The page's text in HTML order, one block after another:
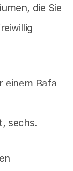
die Sie
einem Bafa
sechs.